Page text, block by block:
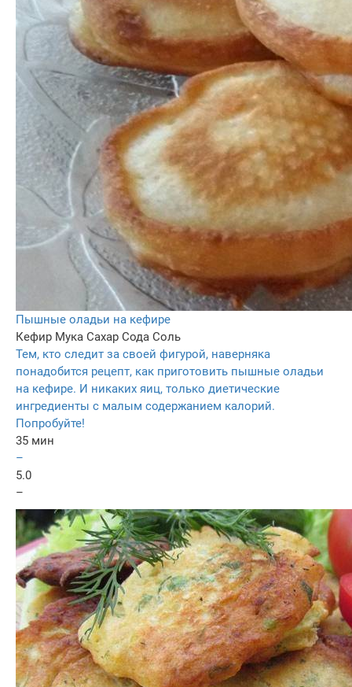
Пышные оладьи на кефире
Кефир Мука Сахар Сода Соль
Тем, кто следит за своей фигурой, наверняка
понадобится рецепт, как приготовить пышные оладьи
на кефире. И никаких яиц, только диетические
ингредиенты с малым содержанием калорий.
Попробуйте!
35 мин
–
5.0
–